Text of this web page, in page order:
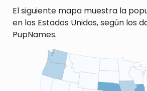
El siguiente mapa muestra la
en los Estados Unidos, según los
PupNames.